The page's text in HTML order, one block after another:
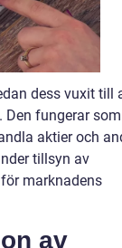
dess vuxit till
fungerar
aktier och
tillsyn av
marknadens
av